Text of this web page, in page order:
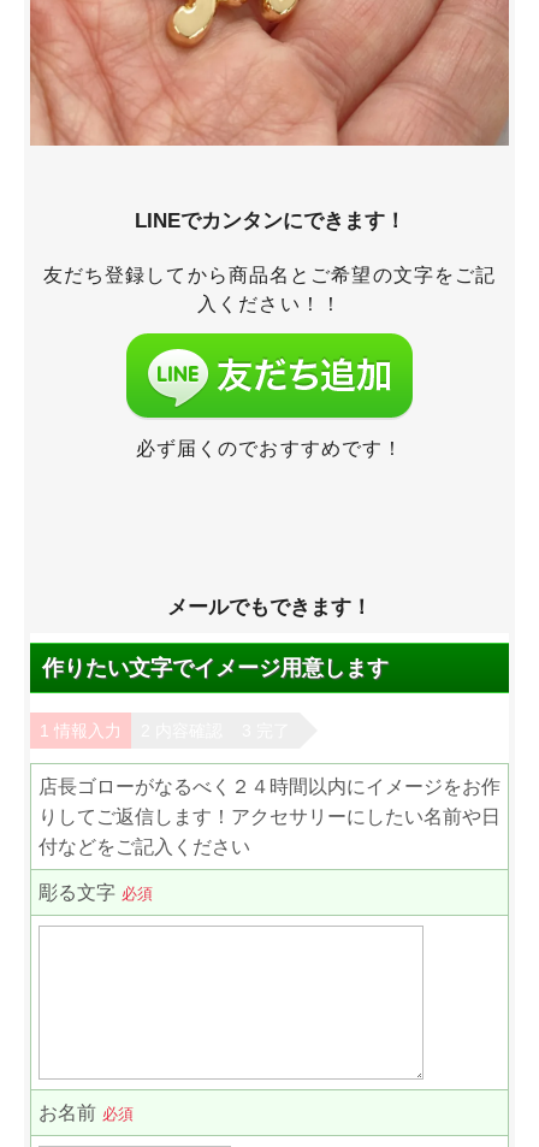
LINEでカンタンにできます！
友だち登録してから商品名とご希望の文字をご記
入ください！！
必ず届くのでおすすめです！
メールでもできます！